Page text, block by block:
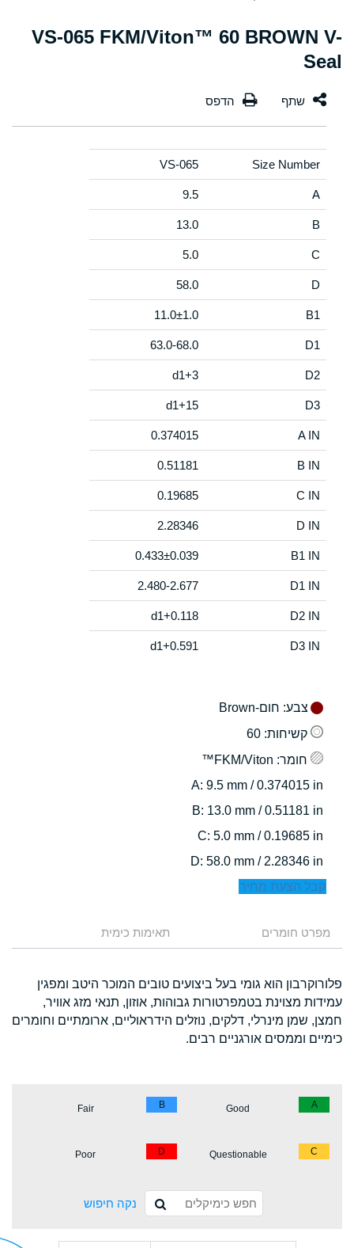
VS-065 FKM/Viton™ 60 BROWN V-
Seal
Size Number
VS-065
A
9.5
B
13.0
C
5.0
D
58.0
B1
11.0±1.0
D1
63.0-68.0
D2
d1+3
D3
d1+15
A IN
0.374015
B IN
0.51181
C IN
0.19685
D IN
2.28346
B1 IN
0.433±0.039
D1 IN
2.480-2.677
D2 IN
d1+0.118
D3 IN
d1+0.591
צבע: חום-Brown
קשיחות: 60
חומר: FKM/Viton™
: 9.5 mm / 0.374015 in
: 13.0 mm / 0.51181 in
: 5.0 mm / 0.19685 in
: 58.0 mm / 2.28346 in
קבל הצעת מחיר
מפרט חומרים תאימות כימית
פלורוקרבון הוא גומי בעל ביצועים טובים המוכר היטב ומפגין
עמידות מצוינת בטמפרטורות גבוהות, אוזון, תנאי מזג אוויר,
חמצן, שמן מינרלי, דלקים, נוזלים הידראוליים, ארומתיים וחומרים
כימיים וממסים אורגניים רבים.
A
Good
B
Fair
C
Questionable
D
Poor
נקה חיפוש